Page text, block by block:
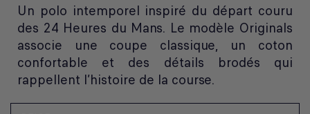
Un polo intemporel inspiré du départ couru
des 24 Heures du Mans. Le modèle Originals
associe une coupe classique, un coton
confortable et des détails brodés qui
rappellent l’histoire de la course.